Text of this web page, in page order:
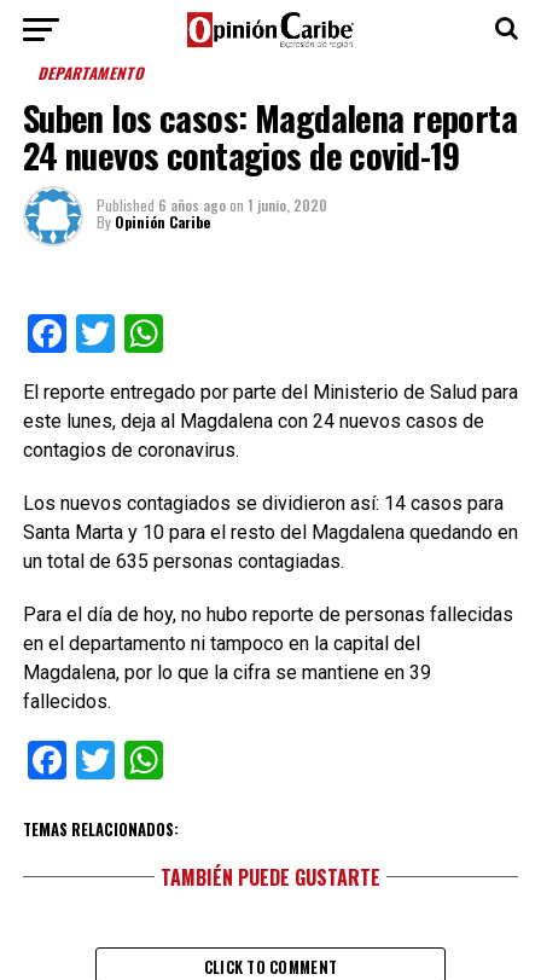
DEPARTAMENTO
Suben los casos: Magdalena reporta
24 nuevos contagios de covid-19
Published 6 años agoon 1 junio, 2020
By Opinión Caribe
Facebook
TwitterWhatsApp
El reporte entregado por parte del Ministerio de Salud para
este lunes, deja al Magdalena con 24 nuevos casos de
contagios de coronavirus.
Los nuevos contagiados se dividieron así: 14 casos para
Santa Marta y 10 para el resto del Magdalena quedando en
un total de 635 personas contagiadas.
Para el día de hoy, no hubo reporte de personas fallecidas
en el departamento ni tampoco en la capital del
Magdalena, por lo que la cifra se mantiene en 39
fallecidos.
Facebook
TwitterWhatsApp
TEMAS RELACIONADOS:
TAMBIÉN PUEDE GUSTARTE
CLICK TO COMMENT